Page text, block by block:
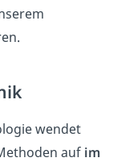
wendet
auf im